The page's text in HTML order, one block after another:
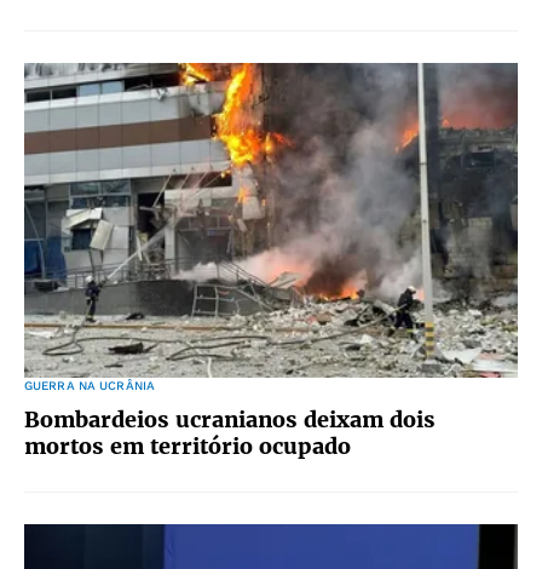
GUERRA NA UCRÂNIA
Bombardeios ucranianos deixam dois
mortos em território ocupado